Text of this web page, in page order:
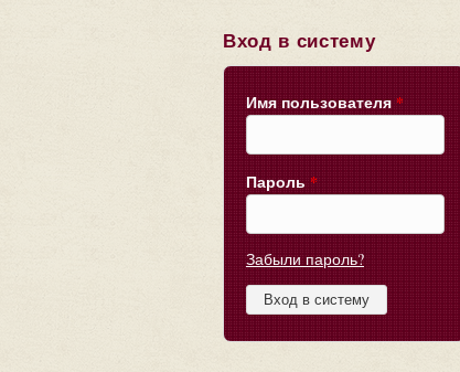
Вход в систему
Имя пользователя *
Пароль *
Забыли пароль?